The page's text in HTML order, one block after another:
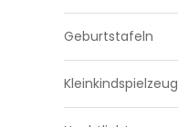
Geburtstafeln
Kleinkindspielzeug